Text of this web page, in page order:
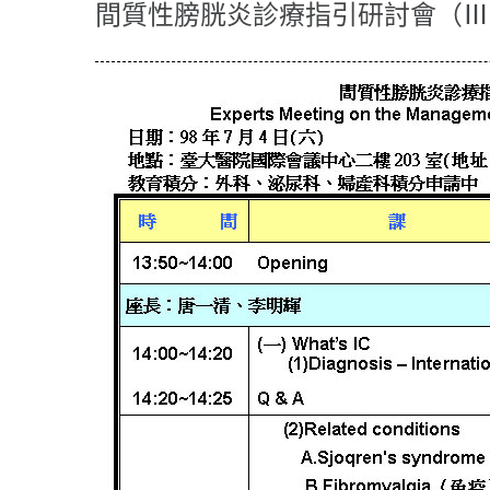
間質性膀胱炎診療指引研討會（